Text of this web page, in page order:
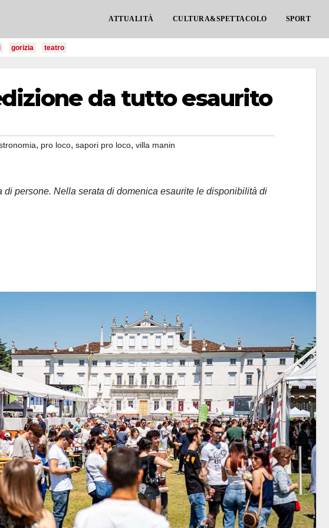
ATTUALITÀ CULTURA&SPETTACOLO SPORT
gorizia teatro
da tutto esaurito
, pro loco, sapori pro loco, villa manin
persone. Nella serata di domenica esaurite le disponibilità di